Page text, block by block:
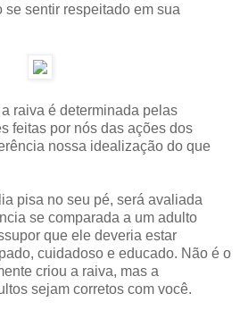
sentir respeitado em sua
raiva é determinada pelas
feitas por nós das ações dos
nossa idealização do que
pisa no seu pé, será avaliada
se comparada a um adulto
que ele deveria estar
cuidadoso e educado. Não é o
criou a raiva, mas a
sejam corretos com você.